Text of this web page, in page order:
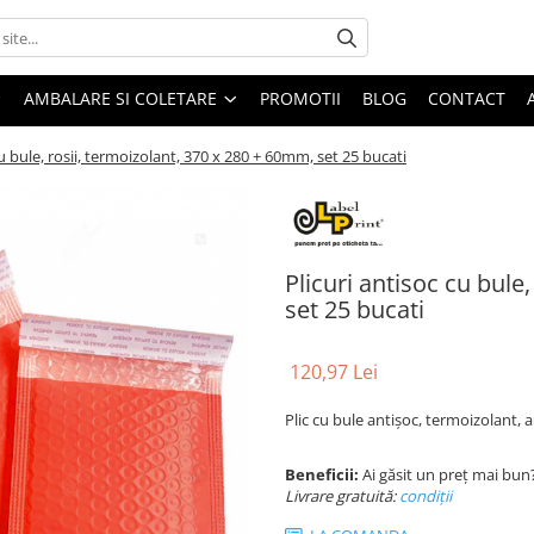
AMBALARE SI COLETARE PROMOTII BLOG CONTACT
bule, rosii, termoizolant, 370 x 280 + 60mm, set 25 bucati
Plicuri antisoc cu
set 25 bucati
120,97 Lei
Plic cu bule antișoc, termoizolant,
Beneficii: Ai găsit un preț mai
Livrare gratuită:condiții